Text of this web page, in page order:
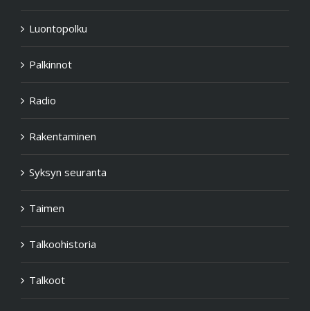
Luontohavainto
Luontopolku
Palkinnot
Radio
Rakentaminen
Syksyn seuranta
Taimen
Talkoohistoria
Talkoot